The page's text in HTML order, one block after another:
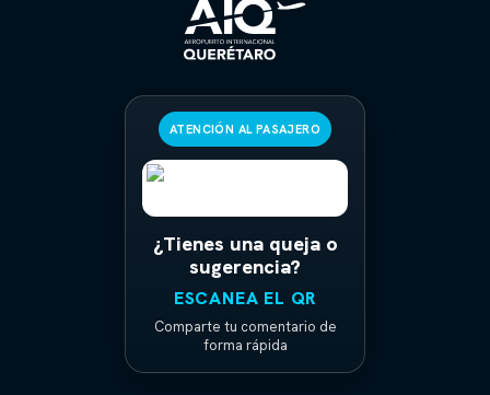
ATENCIÓN AL PASAJERO
¿Tienes una queja o
sugerencia?
ESCANEA EL QR
Comparte tu comentario de
forma rápida